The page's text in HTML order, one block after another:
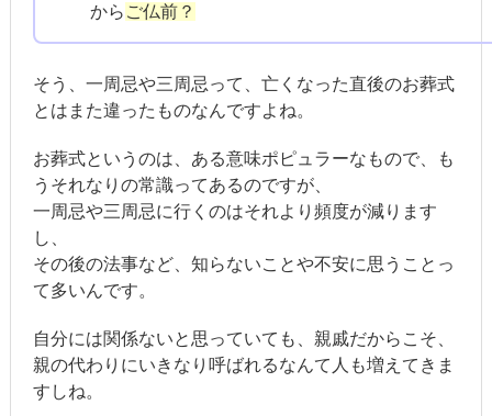
から ご仏前？
そう、一周忌や三周忌って、亡くなった直後のお葬式
とはまた違ったものなんですよね。
お葬式というのは、ある意味ポピュラーなもので、も
うそれなりの常識ってあるのですが、
一周忌や三周忌に行くのはそれより頻度が減ります
し、
その後の法事など、知らないことや不安に思うことっ
て多いんです。
自分には関係ないと思っていても、親戚だからこそ、
親の代わりにいきなり呼ばれるなんて人も増えてきま
すしね。